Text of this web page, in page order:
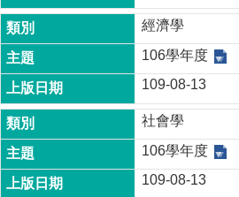
研
究
期
刊
口
試
專
區
所
經濟學
106學年度
109-08-13
社會學
106學年度
109-08-13